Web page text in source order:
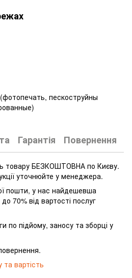
пескоструйны
Гарантія Повернення
товару БЕЗКОШТОВНА по Києву.
уточнюйте у менеджера.
пошти, у нас найдешевша
70% від вартості послуг
по підйому, заносу та зборці у
вартість